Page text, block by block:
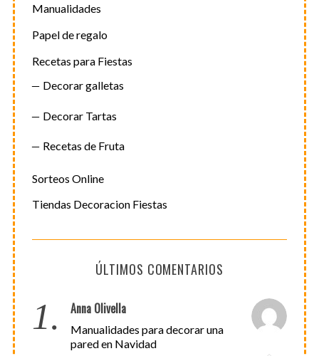
Manualidades
Papel de regalo
Recetas para Fiestas
Decorar galletas
Decorar Tartas
Recetas de Fruta
Sorteos Online
Tiendas Decoracion Fiestas
ÚLTIMOS COMENTARIOS
1. Anna Olivella
Manualidades para decorar una
pared en Navidad